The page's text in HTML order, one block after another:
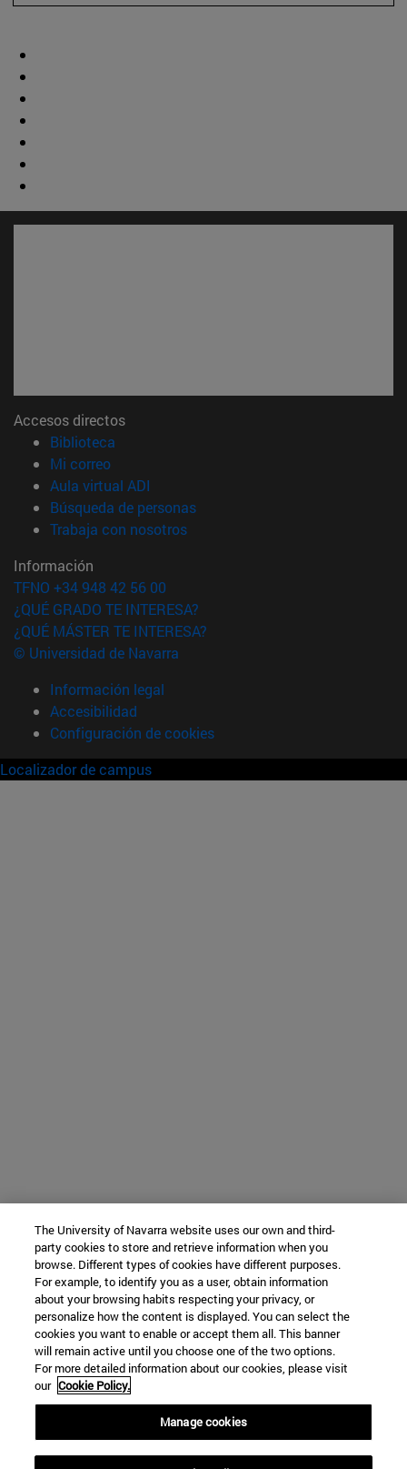
Accesos directos
Biblioteca
Mi correo(abre en nueva ventana)
Aula virtual ADI
Búsqueda de personas(abre en nueva ventana)
Trabaja con nosotros(abre en nueva ventana)
Información
TFNO +34 948 42 56 00
¿QUÉ GRADO TE INTERESA?
¿QUÉ MÁSTER TE INTERESA?
© Universidad de Navarra
Información legal
Accesibilidad
Configuración de cookies
Localizador de campus
The University of Navarra website uses our own and third-
party cookies to store and retrieve information when you
browse. Different types of cookies have different purposes.
For example, to identify you as a user, obtain information
about your browsing habits respecting your privacy, or
personalize how the content is displayed. You can select the
cookies you want to enable or accept them all. This banner
will remain active until you choose one of the two options.
For more detailed information about our cookies, please visit
our Cookie Policy.
Manage cookies